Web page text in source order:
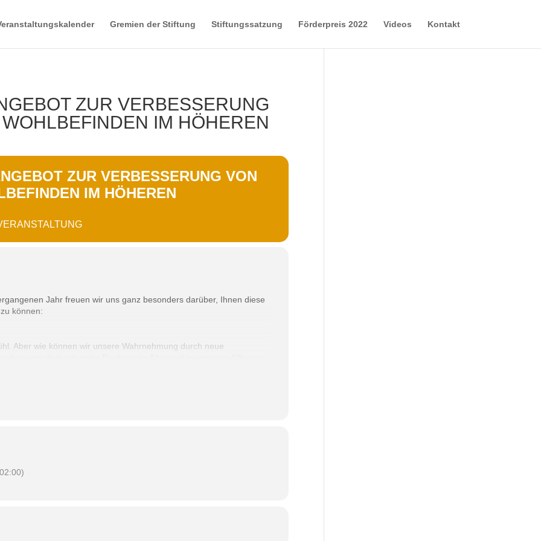
Gremien der Stiftung Stiftungssatzung Förderpreis 2022 Videos Kontakt
ZUR VERBESSERUNG
IM HÖHEREN
ZUR VERBESSERUNG VON
IM HÖHEREN
Jahr freuen wir uns ganz besonders darüber, Ihnen diese
können:
Aber wie können wir unsere Wahrnehmung durch neue